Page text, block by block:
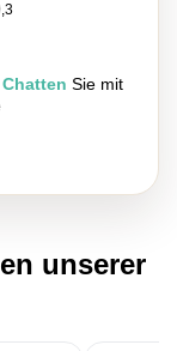
Chatten Sie mit
unserer